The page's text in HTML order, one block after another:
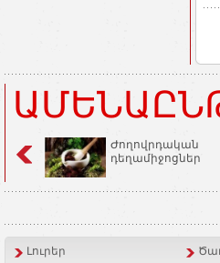
Ժողովրդական
դեղամիջոցներ
Լուրեր